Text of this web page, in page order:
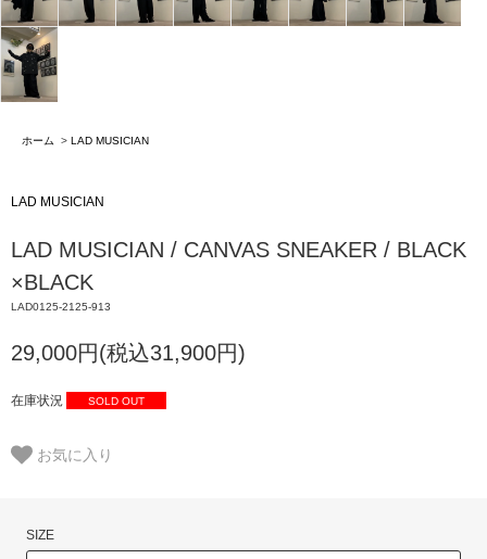
ホーム > LAD MUSICIAN
LAD MUSICIAN
LAD MUSICIAN / CANVAS SNEAKER / BLACK
×BLACK
LAD0125-2125-913
29,000円(税込31,900円)
在庫状況 SOLD OUT
お気に入り
SIZE